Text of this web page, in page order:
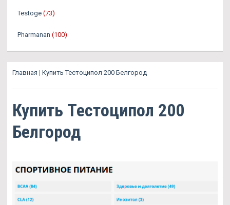
Testoge (73)
Pharmanan (100)
Главная | Купить Тестоципол 200 Белгород
Купить Тестоципол 200
Белгород